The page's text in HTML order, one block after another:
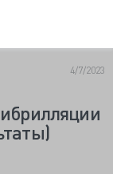
4/7/2023